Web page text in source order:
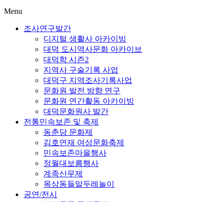
Menu
조사연구발간
디지털 생활사 아카이빙
대덕 도시역사문화 아카이브
대덕학 시즌2
지역사 구술기록 사업
대덕구 지역조사기록사업
문화원 발전 방향 연구
문화원 연간활동 아카이빙
대덕문화원사 발간
전통민속보존 및 축제
동춘당 문화제
김호연재 여성문화축제
민속보존마을행사
정월대보름행사
계족산무제
목상동들말두레놀이
공연/전시